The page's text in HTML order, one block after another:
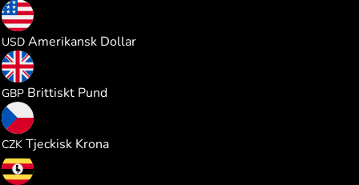
USD Amerikansk Dollar
GBP Brittiskt Pund
CZK Tjeckisk Krona